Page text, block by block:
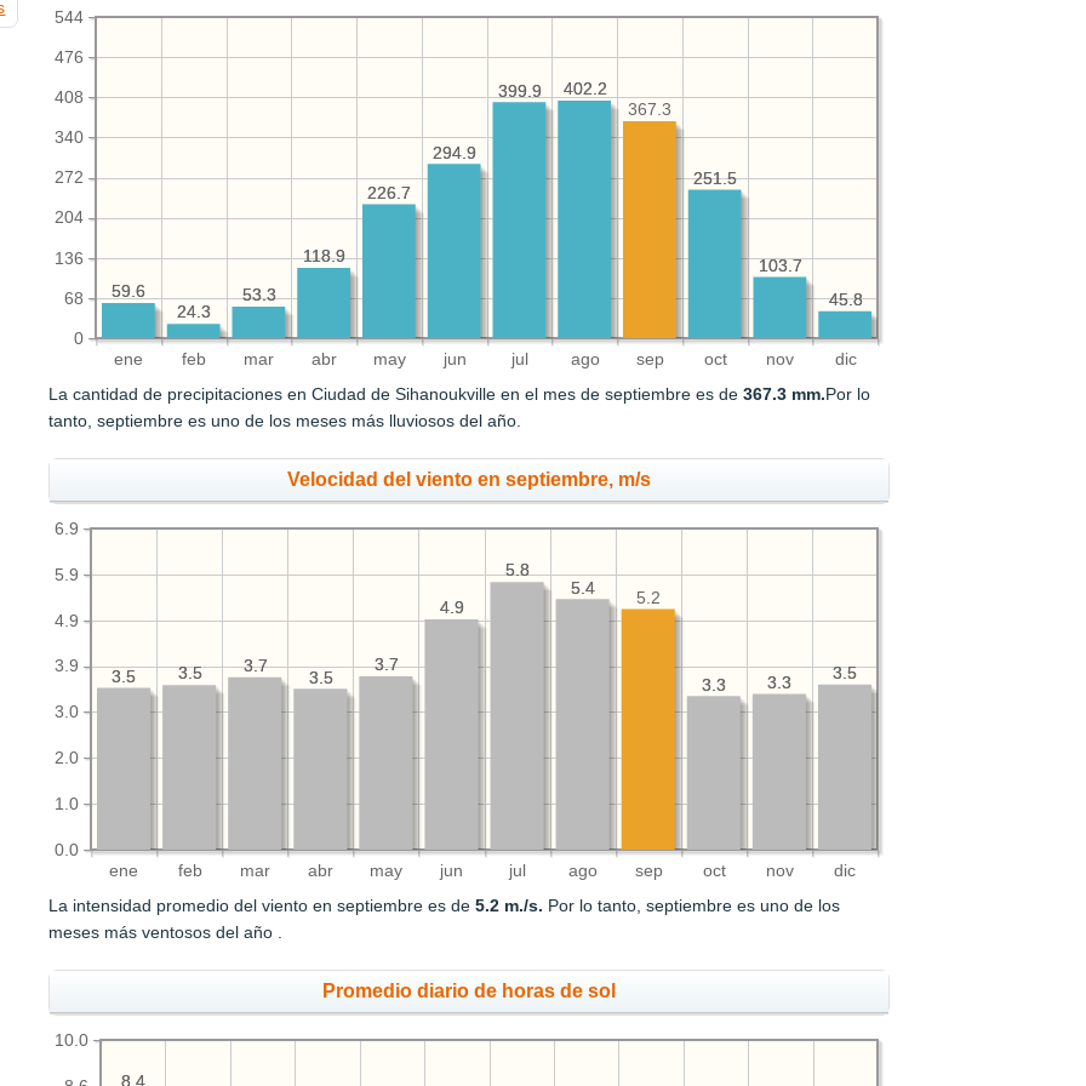
ene feb mar abr may jun jul ago sep oct nov dic
0
68
136
204
272
340
408
476
544
45.8
103.7
251.5
402.2
399.9
294.9
226.7
118.9
53.3
24.3
59.6 45.8
103.7
251.5
367.3
402.2
399.9
294.9
226.7
118.9
53.3
24.3
59.6
La cantidad de precipitaciones en Ciudad de Sihanoukville en el mes de septiembre es de367.3 mm.Por lo
tanto, septiembre es uno de los meses más lluviosos del año.
Velocidad del viento en septiembre, m/s
ene feb mar abr may jun jul ago sep oct nov dic
0.0
1.0
2.0
3.0
3.9
4.9
5.9
6.9
3.5
3.3
3.3
5.4
5.8
4.9
3.7
3.5
3.7
3.5
3.5 3.5
3.3
3.3
5.2
5.4
5.8
4.9
3.7
3.5
3.7
3.5
3.5
La intensidad promedio del viento en septiembre es de5.2 m./s. Por lo tanto, septiembre es uno de los
meses más ventosos del año .
Promedio diario de horas de sol
10.0
8.4
8.4